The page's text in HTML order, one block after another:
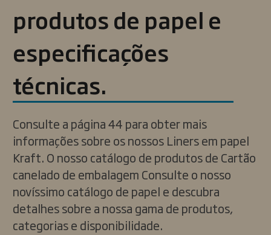
produtos de papel e
especificações
técnicas.
Consulte a página 44 para obter mais
informações sobre os nossos Liners em papel
Kraft. O nosso catálogo de produtos de Cartão
canelado de embalagem Consulte o nosso
novíssimo catálogo de papel e descubra
detalhes sobre a nossa gama de produtos,
categorias e disponibilidade.